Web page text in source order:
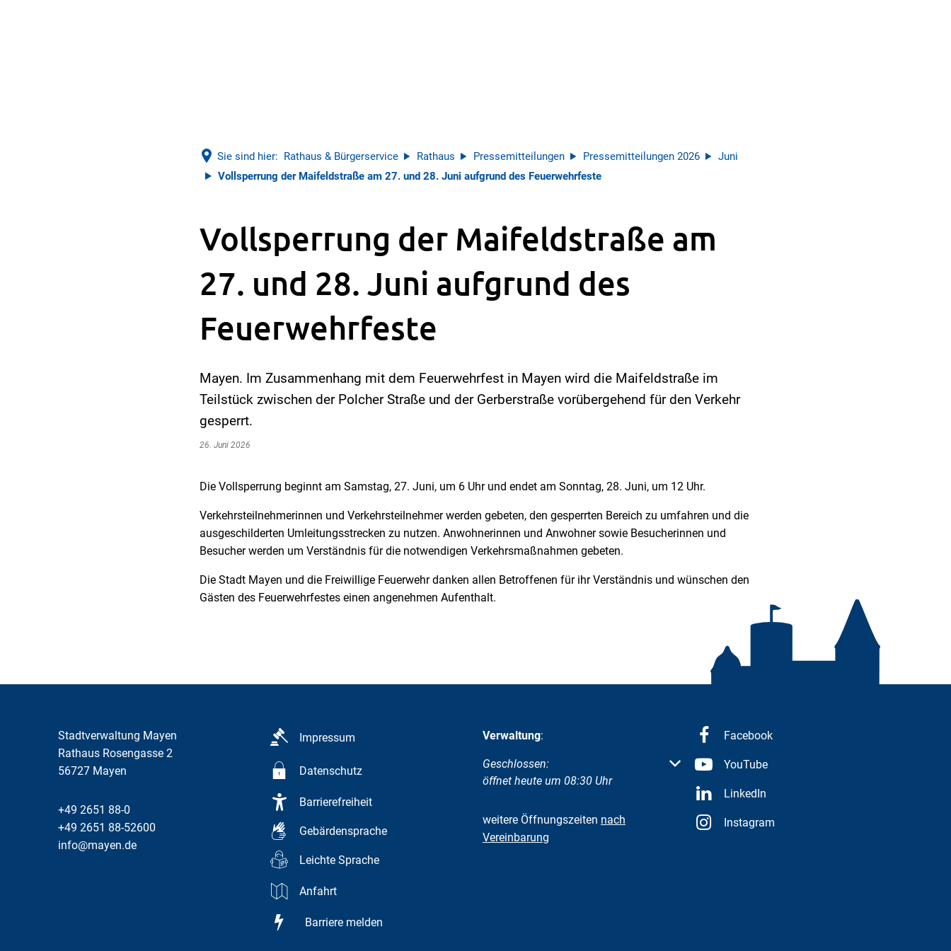
Sie sind hier: Rathaus & Bürgerservice Rathaus Pressemitteilungen Pressemitteilungen 2026
Juni
Vollsperrung der Maifeldstraße am 27. und 28. Juni aufgrund des Feuerwehrfeste
Vollsperrung der Maifeldstraße am
27. und 28. Juni aufgrund des
Feuerwehrfeste
Mayen. Im Zusammenhang mit dem Feuerwehrfest in Mayen wird die Maifeldstraße im
Teilstück zwischen der Polcher Straße und der Gerberstraße vorübergehend für den Verkehr
gesperrt.
26. Juni 2026
Die Vollsperrung beginnt am Samstag, 27. Juni, um 6 Uhr und endet am Sonntag, 28. Juni, um 12 Uhr.
Verkehrsteilnehmerinnen und Verkehrsteilnehmer werden gebeten, den gesperrten Bereich zu umfahren und die
ausgeschilderten Umleitungsstrecken zu nutzen. Anwohnerinnen und Anwohner sowie Besucherinnen und
Besucher werden um Verständnis für die notwendigen Verkehrsmaßnahmen gebeten.
Die Stadt Mayen und die Freiwillige Feuerwehr danken allen Betroffenen für ihr Verständnis und wünschen den
Gästen des Feuerwehrfestes einen angenehmen Aufenthalt.
Stadtverwaltung Mayen
Rathaus Rosengasse 2
56727 Mayen
+49 2651 88-0
+49 2651 88-52600
info@mayen.de
Impressum
Datenschutz
Barrierefreiheit
Gebärdensprache
Leichte Sprache
Anfahrt
Barriere melden
Verwaltung:
Klicken, um weitere Öffnungs- oder Schließzeiten auszublenden
Geschlossen:
öffnet heute um 08:30 Uhr
weitere Öffnungszeiten nach
Vereinbarung
Facebook
YouTube
LinkedIn
Instagram